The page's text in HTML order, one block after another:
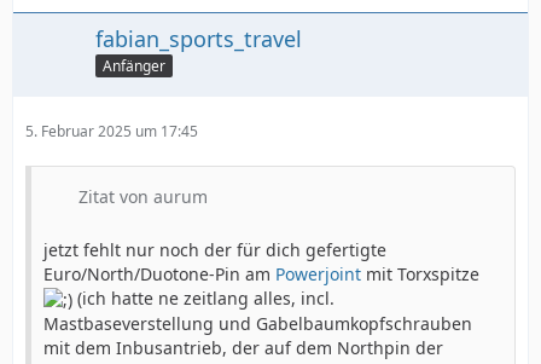
fabian_sports_travel
Anfänger
5. Februar 2025 um 17:45
Zitat von aurum
jetzt fehlt nur noch der für dich gefertigte
Euro/North/Duotone-Pin am Powerjoint mit Torxspitze
(ich hatte ne zeitlang alles, incl.
Mastbaseverstellung und Gabelbaumkopfschrauben
mit dem Inbusantrieb, der auf dem Northpin der